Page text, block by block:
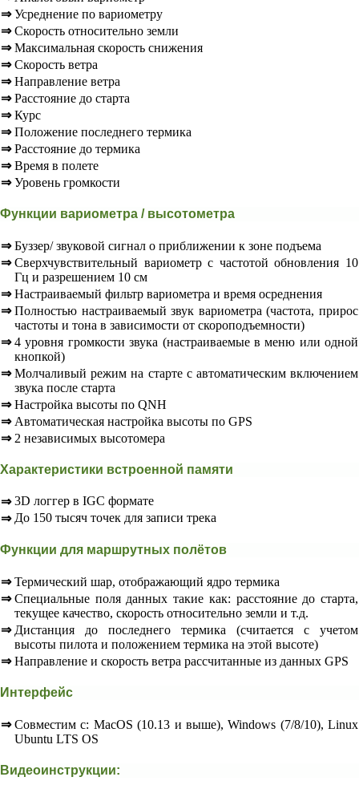
⇒ Усреднение по вариометру
⇒ Скорость относительно земли
⇒ Максимальная скорость снижения
⇒ Скорость ветра
⇒ Направление ветра
⇒ Расстояние до старта
⇒ Курс
⇒ Положение последнего термика
⇒ Расстояние до термика
⇒ Время в полете
⇒ Уровень громкости
Функции вариометра / высотометра
⇒ Буззер/ звуковой сигнал о приближении к зоне подъема
⇒ Сверхчувствительный вариометр с частотой обновления 10
Гц и разрешением 10 см
⇒ Настраиваемый фильтр вариометра и время осреднения
⇒ Полностью настраиваемый звук вариометра (частота, прирос
частоты и тона в зависимости от скороподъемности)
⇒ 4 уровня громкости звука (настраиваемые в меню или одной
кнопкой)
⇒ Молчаливый режим на старте с автоматическим включением
звука после старта
⇒ Настройка высоты по QNH
⇒ Автоматическая настройка высоты по GPS
⇒ 2 независимых высотомера
Характеристики встроенной памяти
⇒ 3D логгер в IGC формате
⇒ До 150 тысяч точек для записи трека
Функции для маршрутных полётов
⇒ Термический шар, отображающий ядро термика
⇒ Специальные поля данных такие как: расстояние до старта,
текущее качество, скорость относительно земли и т.д.
⇒ Дистанция до последнего термика (считается с учетом
высоты пилота и положением термика на этой высоте)
⇒ Направление и скорость ветра рассчитанные из данных GPS
Интерфейс
⇒ Совместим с: MacOS (10.13 и выше), Windows (7/8/10), Linux
Ubuntu LTS OS
Видеоинструкции: